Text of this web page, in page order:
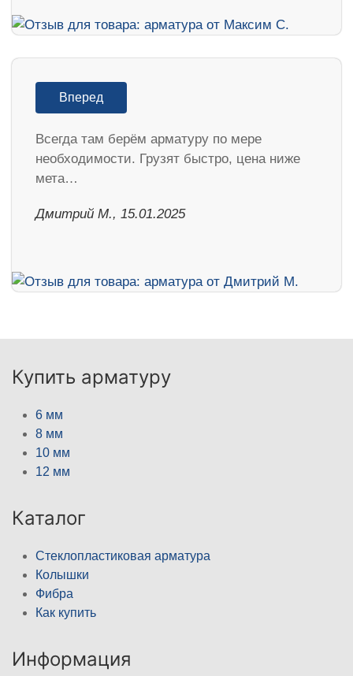
Вперед
Всегда там берём арматуру по мере
необходимости. Грузят быстро, цена ниже
мета…
Дмитрий М., 15.01.2025
Купить арматуру
6 мм
8 мм
10 мм
12 мм
Каталог
Стеклопластиковая арматура
Колышки
Фибра
Как купить
Информация